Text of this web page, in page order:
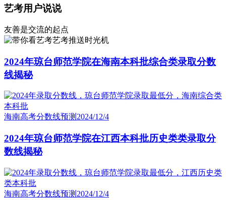
艺考用户说说
友善是交流的起点
艺考推送时光机
2024年琼台师范学院在海南本科批综合类录取分数
线揭秘
海南高考分数线预测2024/12/4
2024年琼台师范学院在江西本科批历史类类录取分
数线揭秘
海南高考分数线预测 2024/12/4